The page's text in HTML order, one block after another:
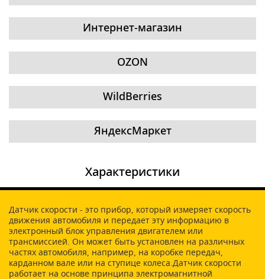
Интернет-магазин
OZON
WildBerries
ЯндексМаркет
Характеристики
Датчик скорости - это прибор, который измеряет скорость
движения автомобиля и передает эту информацию в
электронный блок управления двигателем или
трансмиссией. Он может быть установлен на различных
частях автомобиля, например, на коробке передач,
карданном вале или на ступице колеса.Датчик скорости
работает на основе принципа электромагнитной